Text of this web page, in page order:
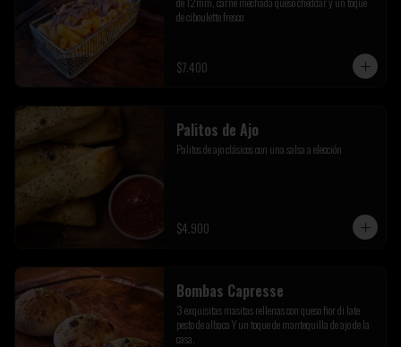
de ciboulette fresco
$7.400
Palitos de Ajo
Palitos de ajo clásicos con una salsa a elección
$4.900
Bombas Capresse
3 exquisitas masitas rellenas con queso fior di late
pesto de albaca Y un toque de mantequilla de ajo de la
casa.